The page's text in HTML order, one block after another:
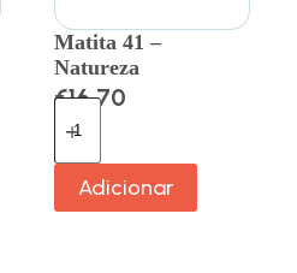
Matita 41 –
Natureza
€16.70
Adicionar